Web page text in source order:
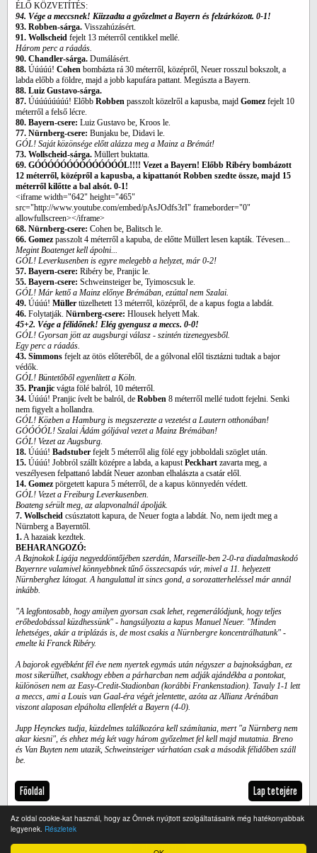
Az oldal cookie-kat használ, hogy az Önnek nyújtott szolgáltatásaink még hatékonyabbak
legyenek. Részletek
ÉLŐ KÖZVETÍTÉS:
94. Vége a meccsnek! Kiizzadta a győzelmet a Bayern és felzárkózott. 0-1!
93. Robben-sárga. Visszahúzásért.
91. Wollscheid fejelt 13 méterről centikkel mellé.
Három perc a ráadás.
90. Chandler-sárga. Dumálásért.
88. Úúúúú! Cohen bombázta rá 30 méterről, középről, Neuer rosszul bokszolt, a
labda előbb a földre, majd a jobb kapufára pattant. Megúszta a Bayern.
88. Luiz Gustavo-sárga.
87. Úúúúúúúúú! Előbb Robben passzolt közelről a kapusba, majd Gomez fejelt 10
méterről a felső lécre.
80. Bayern-csere: Luiz Gustavo be, Kroos le.
77. Nürnberg-csere: Bunjaku be, Didavi le.
GÓL! Saját közönsége előtt alázza meg a Mainz a Brémát!
73. Wollscheid-sárga. Müllert buktatta.
69. GÓÓÓÓÓÓÓÓÓÓÓÓÓÓL!!!! Vezet a Bayern! Előbb Ribéry bombázott
12 méterről, középről a kapusba, a kipattanót Robben szedte össze, majd 15
méterről kilőtte a bal alsót. 0-1!
<iframe width="642" height="465"
src="http://www.youtube.com/embed/pAsJOdfs3rI" frameborder="0"
allowfullscreen></iframe>
68. Nürnberg-csere: Cohen be, Balitsch le.
66. Gomez passzolt 4 méterről a kapuba, de előtte Müllert lesen kapták. Tévesen...
Megint Boatenget kell ápolni...
GÓL! Leverkusenben is egyre melegebb a helyzet, már 0-2!
57. Bayern-csere: Ribéry be, Pranjic le.
55. Bayern-csere: Schweinsteiger be, Tyimoscsuk le.
GÓL! Már kettő a Mainz előnye Brémában, ezúttal nem Szalai.
49. Úúúú! Müller tüzelhetett 13 méterről, középről, de a kapus fogta a labdát.
46. Folytatják. Nürnberg-csere: Hlousek helyett Mak.
45+2. Vége a félidőnek! Elég gyengusz a meccs. 0-0!
GÓL! Gyorsan jött az augsburgi válasz - szintén tizenegyesből.
Egy perc a ráadás.
43. Simmons fejelt az ötös előteréből, de a gólvonal elől tisztázni tudtak a bajor
védők.
GÓL! Büntetőből egyenlített a Köln.
35. Pranjic vágta fölé balról, 10 méterről.
34. Úúúú! Pranjic ívelt be balról, de Robben 8 méterről mellé tudott fejelni. Senki
nem figyelt a hollandra.
GÓL! Közben a Hamburg is megszerezte a vezetést a Lautern otthonában!
GÓÓÓÓL! Szalai Ádám góljával vezet a Mainz Brémában!
GÓL! Vezet az Augsburg.
18. Úúúú! Badstuber fejelt 5 méterről alig fölé egy jobboldali szöglet után.
15. Úúúú! Jobbról szállt középre a labda, a kapustPeckhart zavarta meg, a
veszélyesen felpattanó labdát Neuer azonban elhalászta a csatár elől.
14. Gomez pörgetett kapura 5 méterről, de a kapus könnyedén védett.
GÓL! Vezet a Freiburg Leverkusenben.
Boateng sérült meg, az alapvonalnál ápolják.
7. Wollscheid csúsztatott kapura, de Neuer fogta a labdát. No, nem ijedt meg a
Nürnberg a Bayerntől.
1.A hazaiak kezdtek.
BEHARANGOZÓ:
A Bajnokok Ligája negyeddöntőjében szerdán, Marseille-ben 2-0-ra diadalmaskodó
Bayernre valamivel könnyebbnek tűnő összecsapás vár, mivel a 11. helyezett
Nürnberghez látogat. A hangulattal itt sincs gond, a sorozatterheléssel már annál
inkább.
"A legfontosabb, hogy amilyen gyorsan csak lehet, regenerálódjunk, hogy teljes
erőbedobással küzdhessünk" - hangsúlyozta a kapus Manuel Neuer. "Minden
lehetséges, akár a triplázás is, de most csakis a Nürnbergre koncentrálhatunk" -
emelte ki Franck Ribéry.
A bajorok egyébként fél éve nem nyertek egymás után négyszer a bajnokságban, ez
most sikerülhet, csakhogy ebben a párharcban nem adják ajándékba a pontokat,
különösen nem az Easy-Credit-Stadionban (korábbi Frankenstadion). Tavaly 1-1 lett
a meccs, ami a Louis van Gaal-éra végét jelentette, azóta az Allianz Arénában
viszont alaposan elpáholta ellenfelét a Bayern (4-0).
Jupp Heynckes tudja, küzdelmes találkozóra kell számítania, mert "a Nürnberg nem
akar kiesni", és ehhez még két vagy három győzelmet fel kell majd mutatnia. Breno
és Van Buyten nem utazik, Schweinsteiger várhatóan csak a második félidőben száll
be.
Főoldal Lap tetejére
Teljes verzió